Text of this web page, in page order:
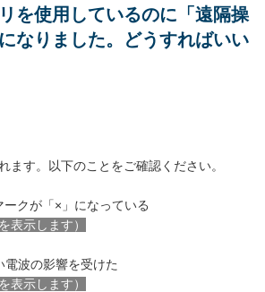
を使用しているのに「遠隔操
なりました。どうすればいい
ます。以下のことをご確認ください。
クが「×」になっている
表示します）
波の影響を受けた
表示します）